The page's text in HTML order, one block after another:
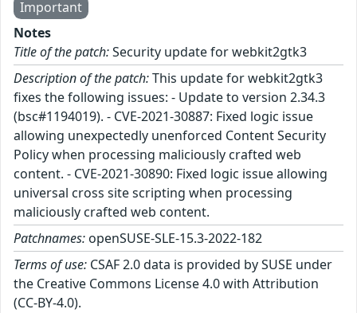
Important
Notes
Title of the patch:Security update for webkit2gtk3
Description of the patch:This update for webkit2gtk3
fixes the following issues: - Update to version 2.34.3
(bsc#1194019). - CVE-2021-30887: Fixed logic issue
allowing unexpectedly unenforced Content Security
Policy when processing maliciously crafted web
content. - CVE-2021-30890: Fixed logic issue allowing
universal cross site scripting when processing
maliciously crafted web content.
Patchnames: openSUSE-SLE-15.3-2022-182
Terms of use: CSAF 2.0 data is provided by SUSE under
the Creative Commons License 4.0 with Attribution
(CC-BY-4.0).